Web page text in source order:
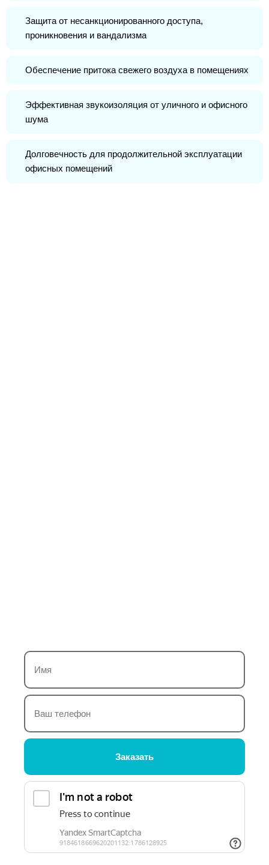
Защита от несанкционированного доступа,
проникновения и вандализма
Обеспечение притока свежего воздуха в помещениях
Эффективная звукоизоляция от уличного и офисного
шума
Долговечность для продолжительной эксплуатации
офисных помещений
Заказать